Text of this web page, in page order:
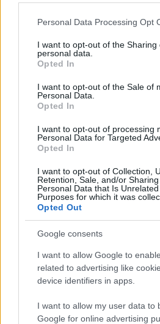
Please note that this website/app
not limited to your visit or usage
grant or deny consent to Google
use your data for below specified
consent section.
Personal Data Processing Opt
I want to opt-out of the Sharing
personal data.
Opted In
I want to opt-out of the Sale of
Personal Data.
Opted In
I want to opt-out of processing
Personal Data for Targeted
Opted In
I want to opt-out of Collection,
Retention, Sale, and/or
Personal Data that Is
Purposes for which it was
Opted Out
Google consents
I want to allow Google to
related to advertising like
device identifiers in apps.
I want to allow my user data to
Google for online advertising
Σχόλια
Υποβολή
. Το site προστατεύεται
Πολιτική Απορρήτου&Όροι Χρήσης
και γιο – Ο οδηγός του
σύγκρουση